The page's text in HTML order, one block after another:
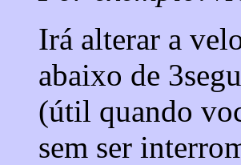
Irá alterar a
abaixo de
(útil quando
sem ser